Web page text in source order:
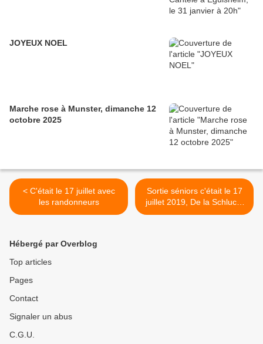
JOYEUX NOEL
Marche rose à Munster, dimanche 12
octobre 2025
< C'était le 17 juillet avec
les randonneurs
Sortie séniors c'était le 17
juillet 2019, De la Schlucht
à Ampfersbach. >
Hébergé par Overblog
Top articles
Pages
Contact
Signaler un abus
C.G.U.